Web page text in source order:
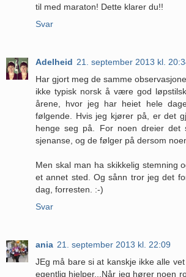
til med maraton! Dette klarer du!!
Svar
Adelheid 21. september 2013 kl.
Har gjort meg de samme
ikke typisk norsk å være god
årene, hvor jeg har heiet hele
følgende. Hvis jeg kjører på, er det
henge seg på. For noen dreier det
sjenanse, og de følger på dersom
Men skal man ha skikkelig stemning
et annet sted. Og sånn tror jeg det
dag, forresten. :-)
Svar
ania 21. september 2013 kl. 22:09
JEg må bare si at kanskje ikke alle
egentlig hjelper...Når jeg hører noen